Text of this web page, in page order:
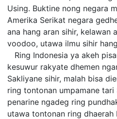
Using. Buktine nong negara
Amerika Serikat negara
ana hang aran sihir, kelawan
voodoo, utawa ilmu sihir
Ring Indonesia ya akeh
kesuwur rakyate dhemen
Sakliyane sihir, malah bisa
ring tontonan umpamane tari
penarine ngadeg ring
utawa tontonan ring dhaerah